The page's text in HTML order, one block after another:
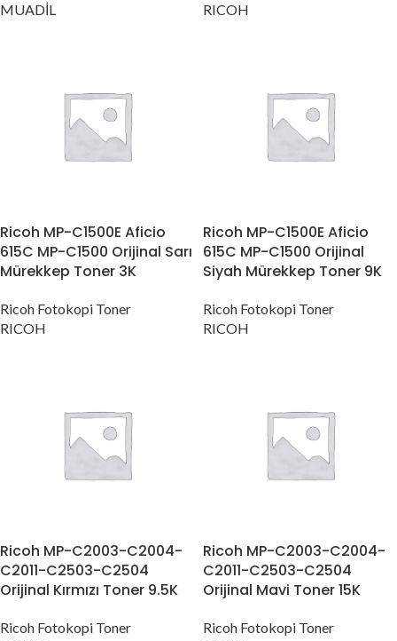
MUADİL
RICOH
Ricoh MP-C1500E Aficio
615C MP-C1500 Orijinal Sarı
Mürekkep Toner 3K
Ricoh Fotokopi Toner
RICOH
Ricoh MP-C1500E Aficio
615C MP-C1500 Orijinal
Siyah Mürekkep Toner 9K
Ricoh Fotokopi Toner
RICOH
Ricoh MP-C2003-C2004-
C2011-C2503-C2504
Orijinal Kırmızı Toner 9.5K
Ricoh Fotokopi Toner
Ricoh MP-C2003-C2004-
C2011-C2503-C2504
Orijinal Mavi Toner 15K
Ricoh Fotokopi Toner